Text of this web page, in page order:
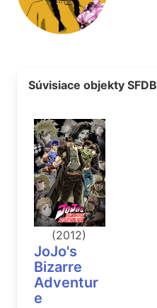
Súvisiace objekty SFDB
(2012)
JoJo's
Bizarre
Adventur
e